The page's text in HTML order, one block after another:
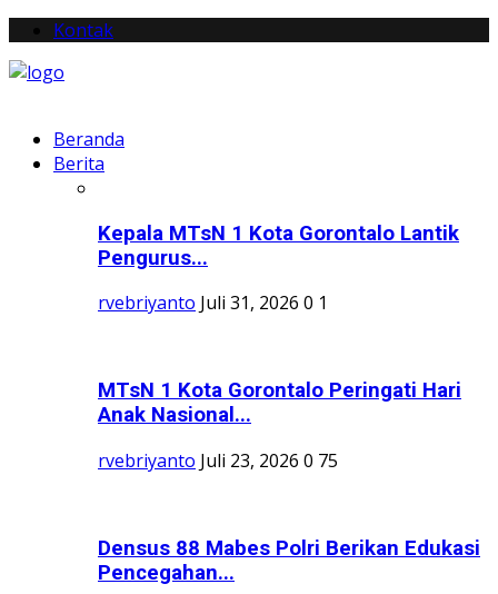
Kontak
Beranda
Berita
Kepala MTsN 1 Kota Gorontalo Lantik
Pengurus...
rvebriyanto Juli 31, 2026 0 1
MTsN 1 Kota Gorontalo Peringati Hari
Anak Nasional...
rvebriyanto Juli 23, 2026 0 75
Densus 88 Mabes Polri Berikan Edukasi
Pencegahan...